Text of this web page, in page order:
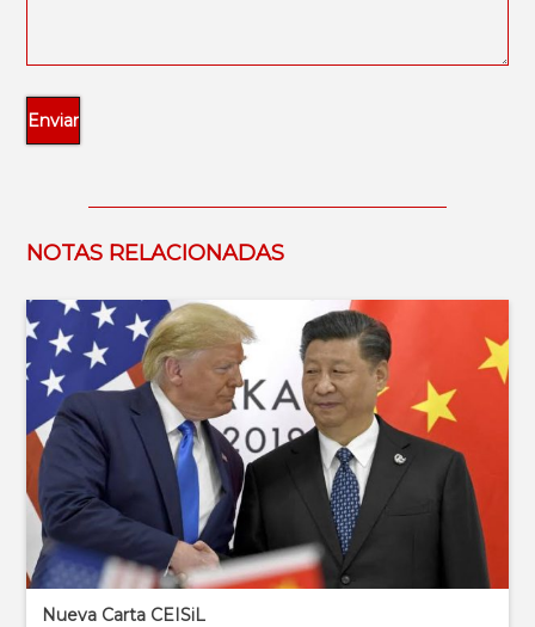
NOTAS RELACIONADAS
Nueva Carta CEISiL